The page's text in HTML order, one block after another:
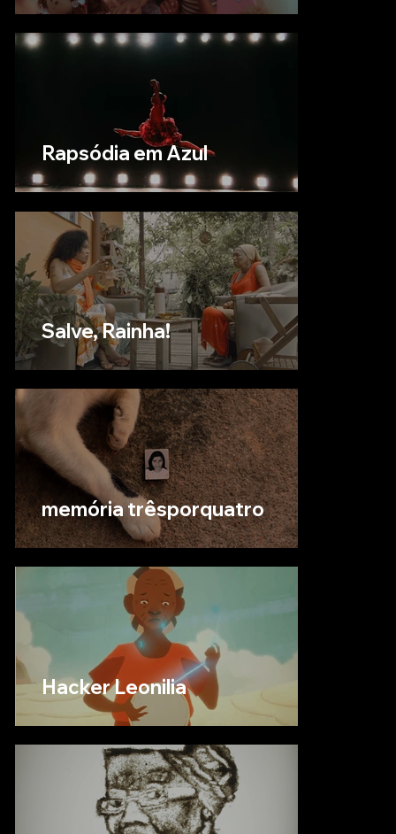
Rapsódia em Azul
Salve, Rainha!
memória trêsporquatro
Hacker Leonilia